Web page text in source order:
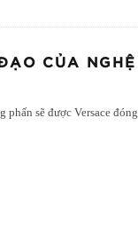
CỦA NGHỆ
sẽ được Versace đóng